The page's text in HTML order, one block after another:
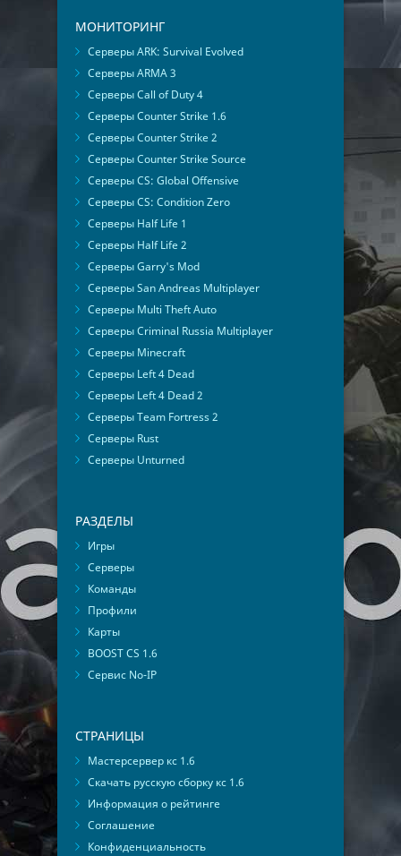
МОНИТОРИНГ
Серверы ARK: Survival Evolved
Серверы ARMA 3
Серверы Call of Duty 4
Серверы Counter Strike 1.6
Серверы Counter Strike 2
Серверы Counter Strike Source
Серверы CS: Global Offensive
Серверы CS: Condition Zero
Серверы Half Life 1
Серверы Half Life 2
Серверы Garry's Mod
Серверы San Andreas Multiplayer
Серверы Multi Theft Auto
Серверы Criminal Russia Multiplayer
Серверы Minecraft
Серверы Left 4 Dead
Серверы Left 4 Dead 2
Серверы Team Fortress 2
Серверы Rust
Серверы Unturned
РАЗДЕЛЫ
Игры
Серверы
Команды
Профили
Карты
BOOST CS 1.6
Сервис No-IP
СТРАНИЦЫ
Мастерсервер кс 1.6
Скачать русскую сборку кс 1.6
Информация о рейтинге
Соглашение
Конфиденциальность